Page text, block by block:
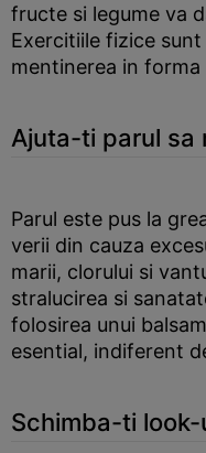
fructe si legume va
Exercitiile fizice
mentinerea in
Ajuta-ti parul sa
Parul este pus la
verii din cauza
marii, clorului si
stralucirea si
folosirea unui
esential, indiferent
Schimba-ti look-